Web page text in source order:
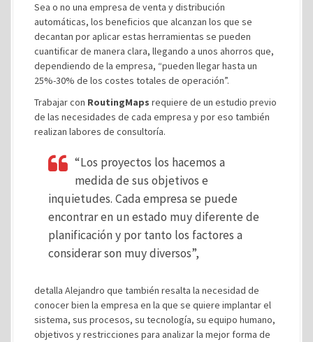
Sea o no una empresa de venta y distribución
automáticas, los beneficios que alcanzan los que se
decantan por aplicar estas herramientas se pueden
cuantificar de manera clara, llegando a unos ahorros que,
dependiendo de la empresa, “pueden llegar hasta un
25%-30% de los costes totales de operación”.
Trabajar con RoutingMaps requiere de un estudio previo
de las necesidades de cada empresa y por eso también
realizan labores de consultoría.
“Los proyectos los hacemos a
medida de sus objetivos e
inquietudes. Cada empresa se puede
encontrar en un estado muy diferente de
planificación y por tanto los factores a
considerar son muy diversos”,
detalla Alejandro que también resalta la necesidad de
conocer bien la empresa en la que se quiere implantar el
sistema, sus procesos, su tecnología, su equipo humano,
objetivos y restricciones para analizar la mejor forma de